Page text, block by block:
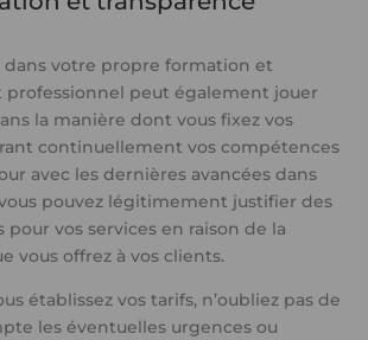
dans votre propre formation et
peut également jouer
la manière dont vous fixez vos
continuellement vos compétences
avec les dernières avancées dans
pouvez légitimement justifier des
pour vos services en raison de la
vous offrez à vos clients.
établissez vos tarifs, n’oubliez pas de
les éventuelles urgences ou